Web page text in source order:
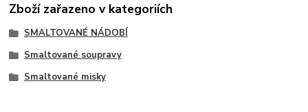
Zboží zařazeno v kategoriích
SMALTOVANÉ NÁDOBÍ
Smaltované soupravy
Smaltované misky